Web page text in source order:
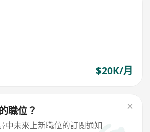
$20K/月
職位？
中未來上新職位的訂閱通知